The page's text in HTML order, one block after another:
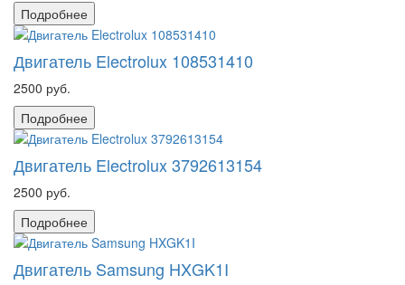
Подробнее
Двигатель Electrolux 108531410
2500 руб.
Подробнее
Двигатель Electrolux 3792613154
2500 руб.
Подробнее
Двигатель Samsung HXGK1I